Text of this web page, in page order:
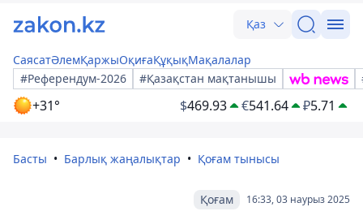
Қаз
СаясатӘлемҚаржыОқиғаҚұқықМақалалар
#Референдум-2026
#Қазақстан мақтанышы
+31° $469.93 €541.64 ₽5.71
Басты Барлық жаңалықтар Қоғам тынысы
16:33, 03 наурыз 2025
Қоғам